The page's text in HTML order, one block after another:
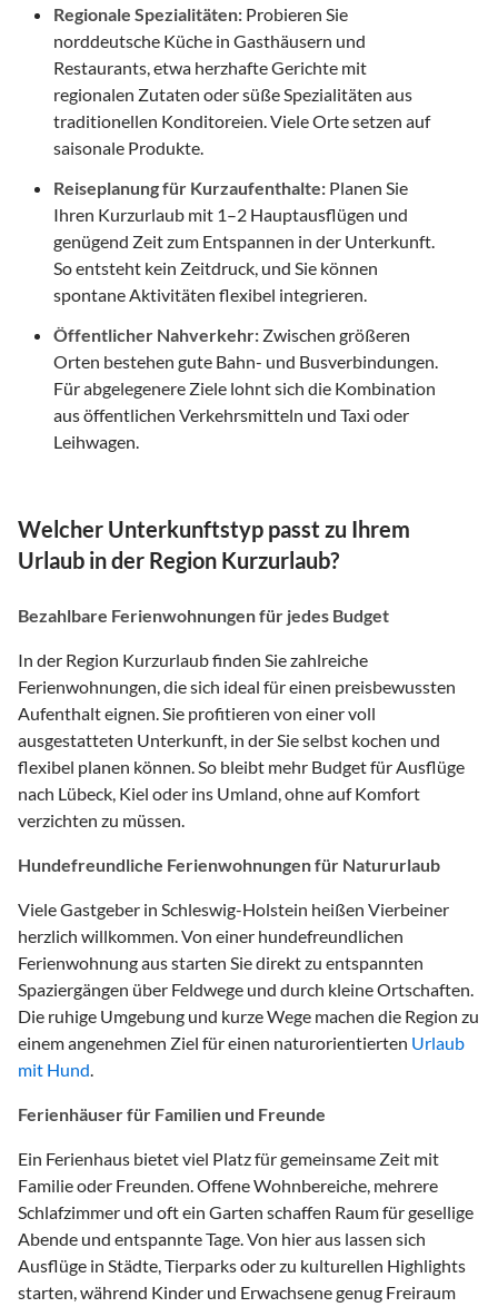
Regionale Spezialitäten: Probieren Sie
norddeutsche Küche in Gasthäusern und
Restaurants, etwa herzhafte Gerichte mit
regionalen Zutaten oder süße Spezialitäten aus
traditionellen Konditoreien. Viele Orte setzen auf
saisonale Produkte.
Reiseplanung für Kurzaufenthalte: Planen Sie
Ihren Kurzurlaub mit 1–2 Hauptausflügen und
genügend Zeit zum Entspannen in der Unterkunft.
So entsteht kein Zeitdruck, und Sie können
spontane Aktivitäten flexibel integrieren.
Öffentlicher Nahverkehr: Zwischen größeren
Orten bestehen gute Bahn- und Busverbindungen.
Für abgelegenere Ziele lohnt sich die Kombination
aus öffentlichen Verkehrsmitteln und Taxi oder
Leihwagen.
Welcher Unterkunftstyp passt zu Ihrem
Urlaub in der Region Kurzurlaub?
Bezahlbare Ferienwohnungen für jedes Budget
In der Region Kurzurlaub finden Sie zahlreiche
Ferienwohnungen, die sich ideal für einen preisbewussten
Aufenthalt eignen. Sie profitieren von einer voll
ausgestatteten Unterkunft, in der Sie selbst kochen und
flexibel planen können. So bleibt mehr Budget für Ausflüge
nach Lübeck, Kiel oder ins Umland, ohne auf Komfort
verzichten zu müssen.
Hundefreundliche Ferienwohnungen für Natururlaub
Viele Gastgeber in Schleswig-Holstein heißen Vierbeiner
herzlich willkommen. Von einer hundefreundlichen
Ferienwohnung aus starten Sie direkt zu entspannten
Spaziergängen über Feldwege und durch kleine Ortschaften.
Die ruhige Umgebung und kurze Wege machen die Region zu
einem angenehmen Ziel für einen naturorientierten Urlaub
mit Hund.
Ferienhäuser für Familien und Freunde
Ein Ferienhaus bietet viel Platz für gemeinsame Zeit mit
Familie oder Freunden. Offene Wohnbereiche, mehrere
Schlafzimmer und oft ein Garten schaffen Raum für gesellige
Abende und entspannte Tage. Von hier aus lassen sich
Ausflüge in Städte, Tierparks oder zu kulturellen Highlights
starten, während Kinder und Erwachsene genug Freiraum